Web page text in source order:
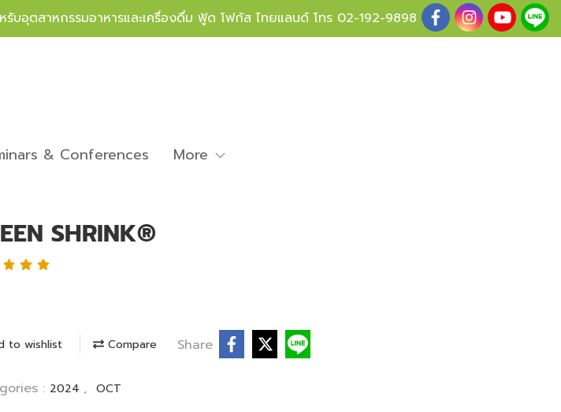
รับอุตสาหกรรมอาหารและเครื่องดื่ม ฟู้ด โฟกัส ไทยแลนด์ โทร 02-192-9898
& Conferences More
SHRINK®
to wishlist Compare Share
: 2024 , OCT